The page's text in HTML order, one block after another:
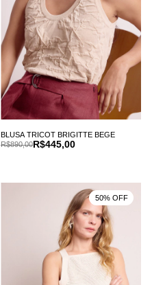
BLUSA TRICOT BRIGITTE BEGE
R$445,00
R$890,00
50% OFF